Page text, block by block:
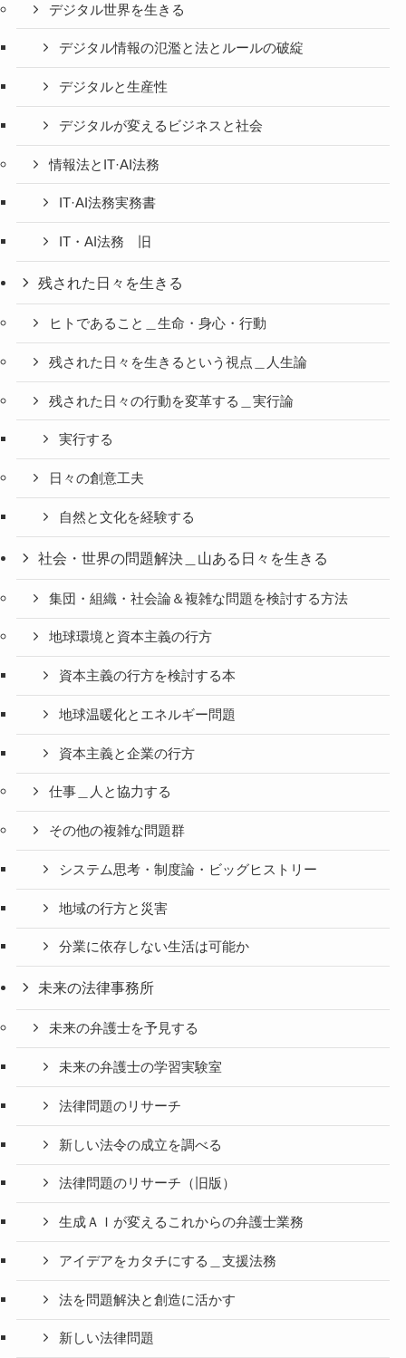
デジタル世界を生きる
デジタル情報の氾濫と法とルールの破綻
デジタルと生産性
デジタルが変えるビジネスと社会
情報法とIT·AI法務
IT·AI法務実務書
IT・AI法務 旧
残された日々を生きる
ヒトであること＿生命・身心・行動
残された日々を生きるという視点＿人生論
残された日々の行動を変革する＿実行論
実行する
日々の創意工夫
自然と文化を経験する
社会・世界の問題解決＿山ある日々を生きる
集団・組織・社会論＆複雑な問題を検討する方法
地球環境と資本主義の行方
資本主義の行方を検討する本
地球温暖化とエネルギー問題
資本主義と企業の行方
仕事＿人と協力する
その他の複雑な問題群
システム思考・制度論・ビッグヒストリー
地域の行方と災害
分業に依存しない生活は可能か
未来の法律事務所
未来の弁護士を予見する
未来の弁護士の学習実験室
法律問題のリサーチ
新しい法令の成立を調べる
法律問題のリサーチ（旧版）
生成ＡＩが変えるこれからの弁護士業務
アイデアをカタチにする＿支援法務
法を問題解決と創造に活かす
新しい法律問題